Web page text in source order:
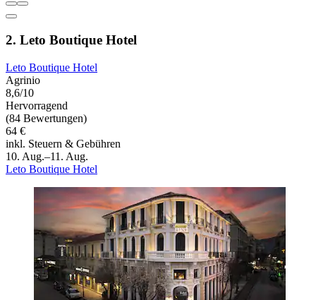
2. Leto Boutique Hotel
Leto Boutique Hotel
Agrinio
8,6/10
Hervorragend
(84 Bewertungen)
64 €
inkl. Steuern & Gebühren
10. Aug.–11. Aug.
Leto Boutique Hotel